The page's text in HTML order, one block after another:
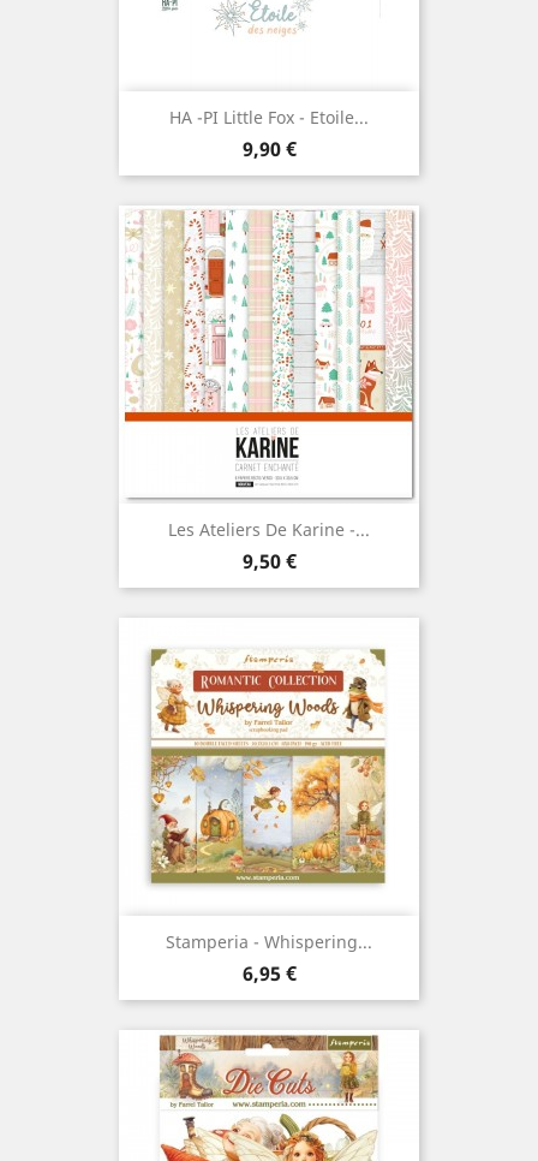
HA -PI Little Fox - Etoile...
Prix
9,90 €
Les Ateliers De Karine -...
Prix
9,50 €
Stamperia - Whispering...
Prix
6,95 €